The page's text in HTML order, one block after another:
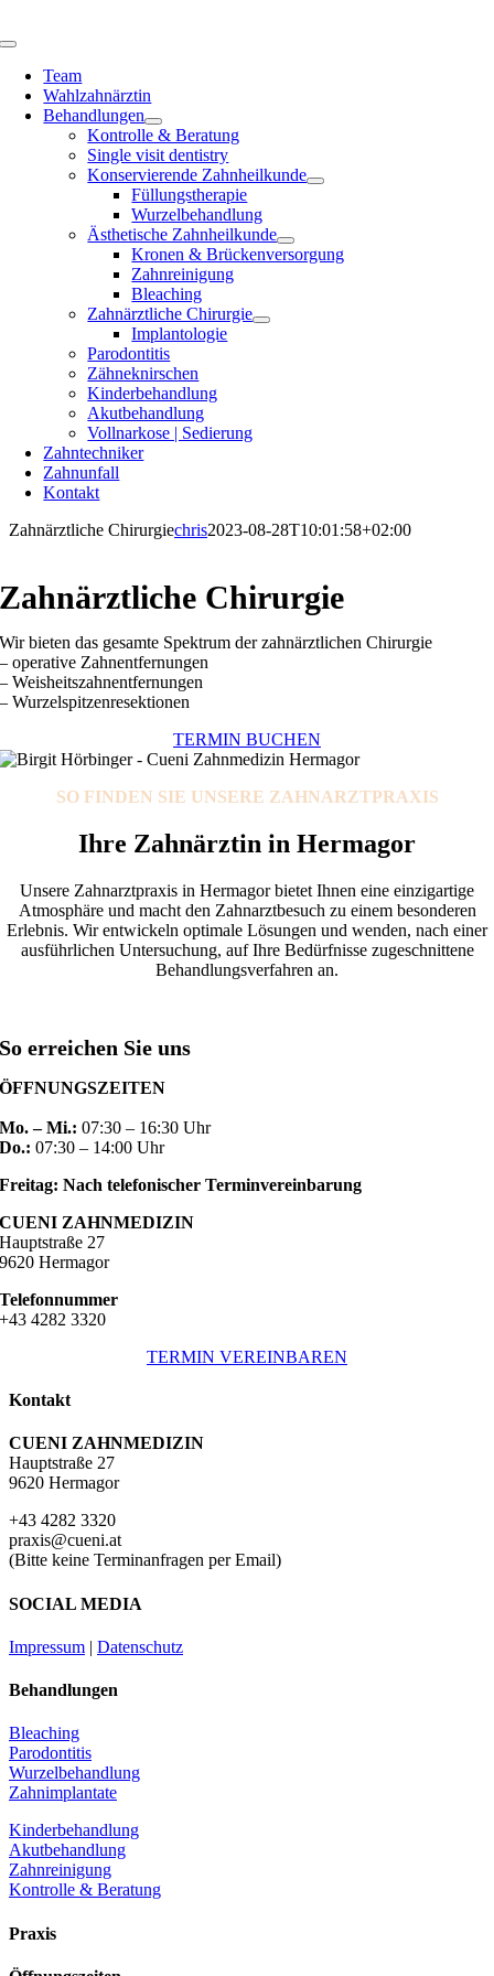
Inhalt
Toggle
Navigation
Team
Wahlzahnärztin
Behandlungen
Kontrolle & Beratung
Single visit dentistry
Konservierende Zahnheilkunde
Füllungstherapie
Wurzelbehandlung
Ästhetische Zahnheilkunde
Kronen & Brückenversorgung
Zahnreinigung
Bleaching
Zahnärztliche Chirurgie
Implantologie
Parodontitis
Zähneknirschen
Kinderbehandlung
Akutbehandlung
Vollnarkose | Sedierung
Zahntechniker
Zahnunfall
Kontakt
Zahnärztliche Chirurgiechris2023-08-28T10:01:58+02:00
Zahnärztliche Chirurgie
Wir bieten das gesamte Spektrum der zahnärztlichen Chirurgie
– operative Zahnentfernungen
– Weisheitszahnentfernungen
– Wurzelspitzenresektionen
TERMIN BUCHEN
SO FINDEN SIE UNSERE ZAHNARZTPRAXIS
Ihre Zahnärztin in Hermagor
Unsere Zahnarztpraxis in Hermagor bietet Ihnen eine einzigartige
Atmosphäre und macht den Zahnarztbesuch zu einem besonderen
Erlebnis. Wir entwickeln optimale Lösungen und wenden, nach einer
ausführlichen Untersuchung, auf Ihre Bedürfnisse zugeschnittene
Behandlungsverfahren an.
So erreichen Sie uns
ÖFFNUNGSZEITEN
Mo. – Mi.: 07:30 – 16:30 Uhr
Do.: 07:30 – 14:00 Uhr
Freitag: Nach telefonischer Terminvereinbarung
CUENI ZAHNMEDIZIN
Hauptstraße 27
9620 Hermagor
Telefonnummer
+43 4282 3320
TERMIN VEREINBAREN
Kontakt
CUENI ZAHNMEDIZIN
Hauptstraße 27
9620 Hermagor
+43 4282 3320
praxis@cueni.at
(Bitte keine Terminanfragen per Email)
SOCIAL MEDIA
Impressum | Datenschutz
Behandlungen
Bleaching
Parodontitis
Wurzelbehandlung
Zahnimplantate
Kinderbehandlung
Akutbehandlung
Zahnreinigung
Kontrolle & Beratung
Praxis